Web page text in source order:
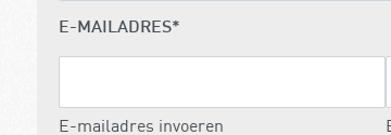
E-MAILADRES*
E-mailadres invoeren